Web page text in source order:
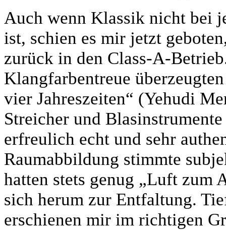
Auch wenn Klassik nicht bei
ist, schien es mir jetzt
zurück in den Class-A-
Klangfarbentreue
vier Jahreszeiten“ (Yehudi
Streicher und
erfreulich echt und sehr
Raumabbildung stimmte
hatten stets genug „Luft zum
sich herum zur Entfaltung.
erschienen mir im richtigen